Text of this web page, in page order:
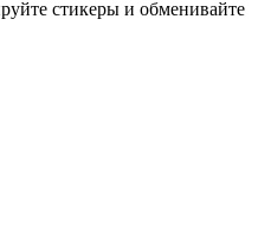
стикеры и обменивайте